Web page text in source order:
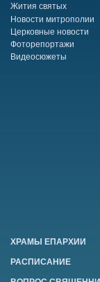
Жития святых
Новости митрополии
Церковные новости
Фоторепортажи
Видеосюжеты
ХРАМЫ ЕПАРХИИ
РАСПИСАНИЕ